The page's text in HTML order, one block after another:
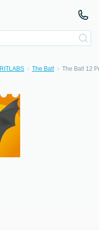
RITLABS The Bat! The Bat! 12